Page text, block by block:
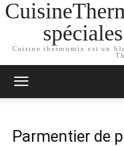
Cuisine thermomix est un
Parmentier de